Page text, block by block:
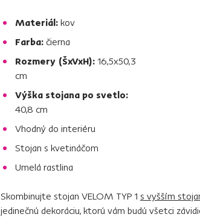
Materiál: kov
Farba: čierna
Rozmery (ŠxVxH): 16,5x50,3
cm
Výška stojana po svetlo:
40,8 cm
Vhodný do interiéru
Stojan s kvetináčom
Umelá rastlina
Skombinujte stojan VELOM TYP 1 s vyšším
jedinečnú dekoráciu, ktorú vám budú všetci